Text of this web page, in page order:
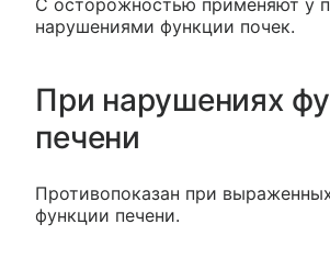
С осторожностью применяют у
нарушениями функции почек.
При нарушениях
печени
Противопоказан при
функции печени.